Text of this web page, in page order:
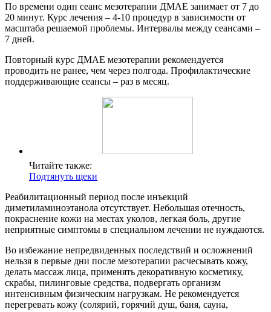
По времени один сеанс мезотерапии ДМАЕ занимает от 7 до
20 минут. Курс лечения – 4-10 процедур в зависимости от
масштаба решаемой проблемы. Интервалы между сеансами –
7 дней.
Повторный курс ДМАЕ мезотерапии рекомендуется
проводить не ранее, чем через полгода. Профилактические
поддерживающие сеансы – раз в месяц.
Читайте также:
Подтянуть щеки
Реабилитационный период после инъекций
диметиламиноэтанола отсутствует. Небольшая отечность,
покраснение кожи на местах уколов, легкая боль, другие
неприятные симптомы в специальном лечении не нуждаются.
Во избежание непредвиденных последствий и осложнений
нельзя в первые дни после мезотерапии расчесывать кожу,
делать массаж лица, применять декоративную косметику,
скрабы, пилинговые средства, подвергать организм
интенсивным физическим нагрузкам. Не рекомендуется
перегревать кожу (солярий, горячий душ, баня, сауна,